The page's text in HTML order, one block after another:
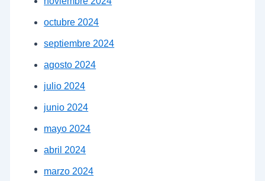
octubre 2024
septiembre 2024
agosto 2024
julio 2024
junio 2024
mayo 2024
abril 2024
marzo 2024